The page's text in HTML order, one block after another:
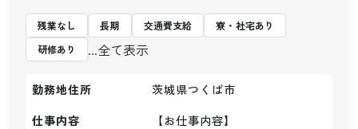
残業なし 長期 交通費支給
寮・社宅あり
研修あり
...全て表示
勤務地住所
茨城県つくば市
仕事内容
【お仕事内容】